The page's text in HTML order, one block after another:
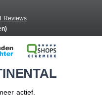
Reviews
actief.